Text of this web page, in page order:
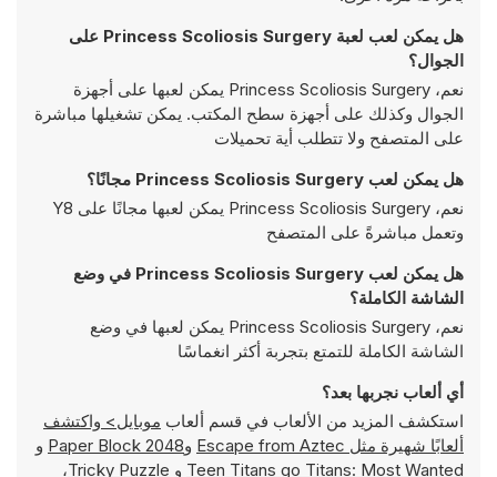
هل يمكن لعب لعبة Princess Scoliosis Surgery على
الجوال؟
نعم، Princess Scoliosis Surgery يمكن لعبها على أجهزة
الجوال وكذلك على أجهزة سطح المكتب. يمكن تشغيلها مباشرة
على المتصفح ولا تتطلب أية تحميلات
هل يمكن لعب Princess Scoliosis Surgery مجانًا؟
نعم، Princess Scoliosis Surgery يمكن لعبها مجانًا على Y8
وتعمل مباشرةً على المتصفح
هل يمكن لعب Princess Scoliosis Surgery في وضع
الشاشة الكاملة؟
نعم، Princess Scoliosis Surgery يمكن لعبها في وضع
الشاشة الكاملة للتمتع بتجربة أكثر انغماسًا
أي ألعاب نجربها بعد؟
استكشف المزيد من الألعاب في قسم ألعاب
موبايل> واكتشف
ألعابًا شهيرة مثل Escape from Aztec وPaper Block 2048 و
Teen Titans go Titans: Most Wanted و Tricky Puzzle،